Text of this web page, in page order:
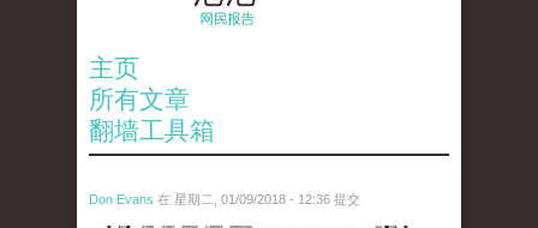
主页
所有文章
翻墙工具箱
Don Evans 在 星期二, 01/09/2018 - 12:36 提交